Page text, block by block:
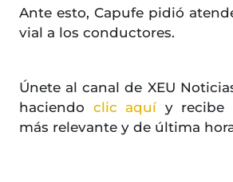
Ante esto, Capufe pidió
vial a los conductores.
Únete al canal de XEU
haciendo clic aquí y recibe
más relevante y de última